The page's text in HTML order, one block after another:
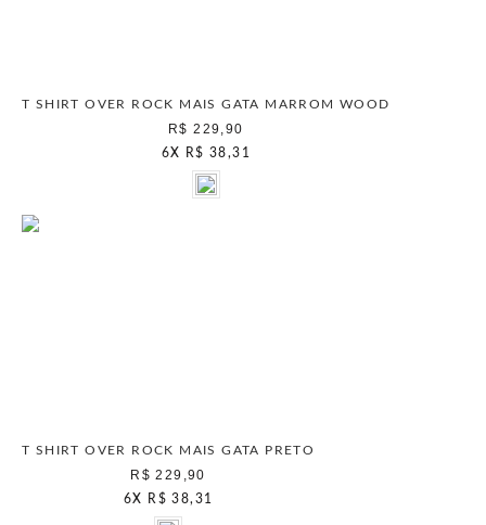
T SHIRT OVER ROCK MAIS GATA MARROM WOOD
R$ 229,90
6X R$ 38,31
T SHIRT OVER ROCK MAIS GATA PRETO
R$ 229,90
6X R$ 38,31